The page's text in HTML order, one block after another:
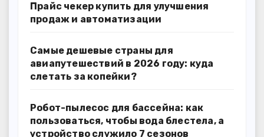
Прайс чекер купить для улучшения
продаж и автоматизации
Самые дешевые страны для
авиапутешествий в 2026 году: куда
слетать за копейки?
Робот-пылесос для бассейна: как
пользоваться, чтобы вода блестела, а
устройство служило 7 сезонов